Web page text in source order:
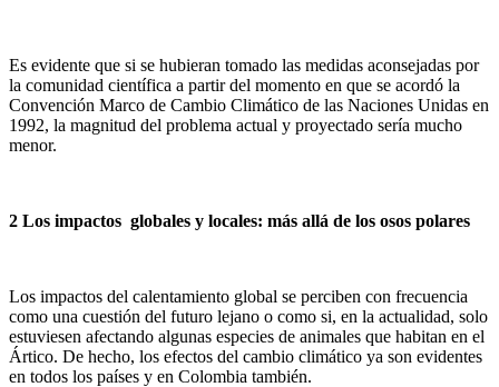
Es evidente que si se hubieran tomado las medidas aconsejadas por
la comunidad científica a partir del momento en que se acordó la
Convención Marco de Cambio Climático de las Naciones Unidas en
1992, la magnitud del problema actual y proyectado sería mucho
menor.
2 Los impactos globales y locales: más allá de los osos polares
Los impactos del calentamiento global se perciben con frecuencia
como una cuestión del futuro lejano o como si, en la actualidad, solo
estuviesen afectando algunas especies de animales que habitan en el
Ártico. De hecho, los efectos del cambio climático ya son evidentes
en todos los países y en Colombia también.